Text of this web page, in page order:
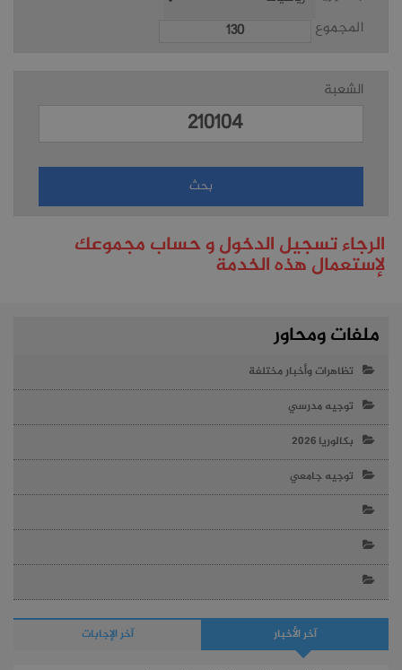
المجموع
الشعبة
الرجاء تسجيل الدخول و حساب مجموعك
لإستعمال هذه الخدمة
ملفات ومحاور
تظاهرات وأخبار مختلفة
توجيه مدرسي
بكالوريا 2026
توجيه جامعي
آخر الأخبار آخر الإجابات